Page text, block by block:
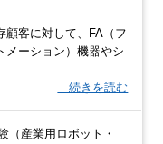
顧客に対して、FA（フ
メーション）機器やシ
…続きを読む
（産業用ロボット・